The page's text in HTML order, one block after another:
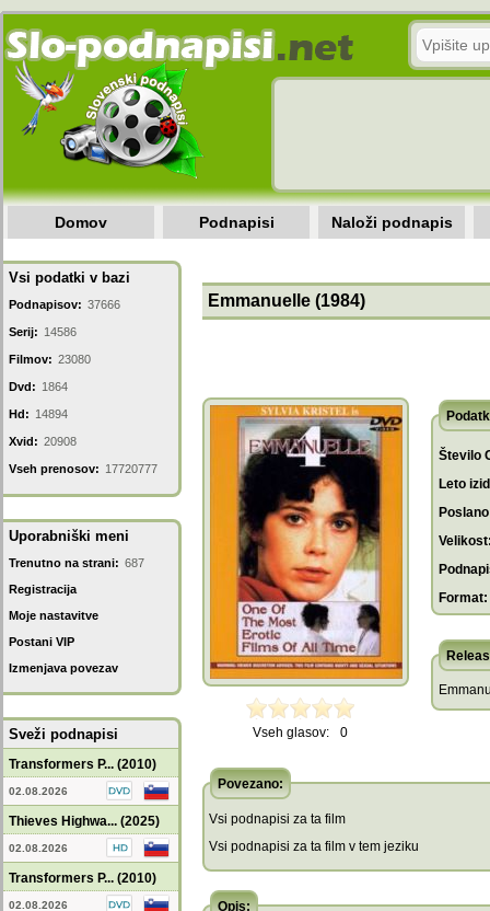
Domov Podnapisi Naloži podnapis
Vsi podatki v bazi
Podnapisov: 37666
Serij: 14586
Filmov: 23080
Dvd: 1864
Hd: 14894
Xvid: 20908
Vseh prenosov: 17720777
Uporabniški meni
Trenutno na strani: 687
Registracija
Moje nastavitve
Postani VIP
Izmenjava povezav
Sveži podnapisi
Transformers P... (2010)
02.08.2026
Thieves Highwa... (2025)
02.08.2026
Transformers P... (2010)
02.08.2026
Emmanuelle (1984)
Vseh glasov: 0
Število
Leto
Format:
Povezano:
Vsi podnapisi za ta film
Vsi podnapisi za ta film v tem jeziku
Opis: